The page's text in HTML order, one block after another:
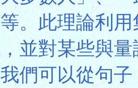
。此理論利
並對某些與
們可以從句